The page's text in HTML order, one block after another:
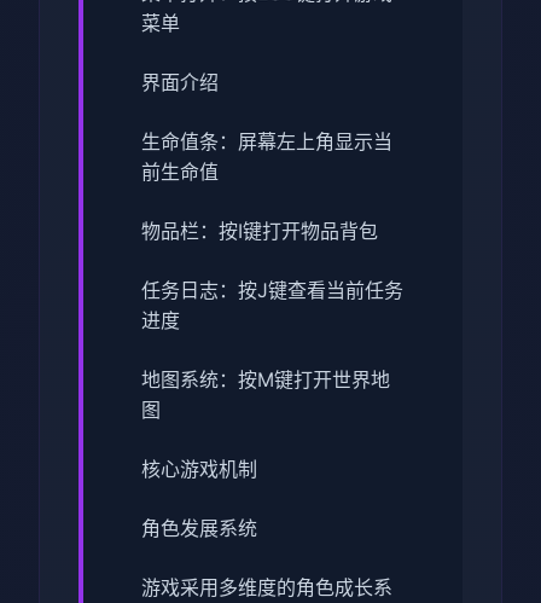
菜单
界面介绍
生命值条：屏幕左上角显示当
前生命值
物品栏：按I键打开物品背包
任务日志：按J键查看当前任务
进度
地图系统：按M键打开世界地
图
核心游戏机制
角色发展系统
游戏采用多维度的角色成长系